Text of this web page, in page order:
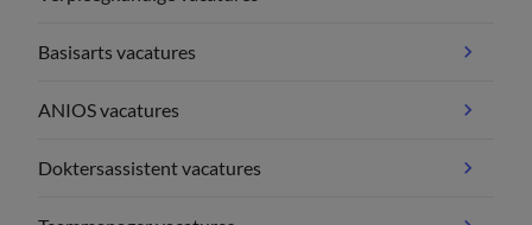
Basisarts vacatures
ANIOS vacatures
Doktersassistent vacatures